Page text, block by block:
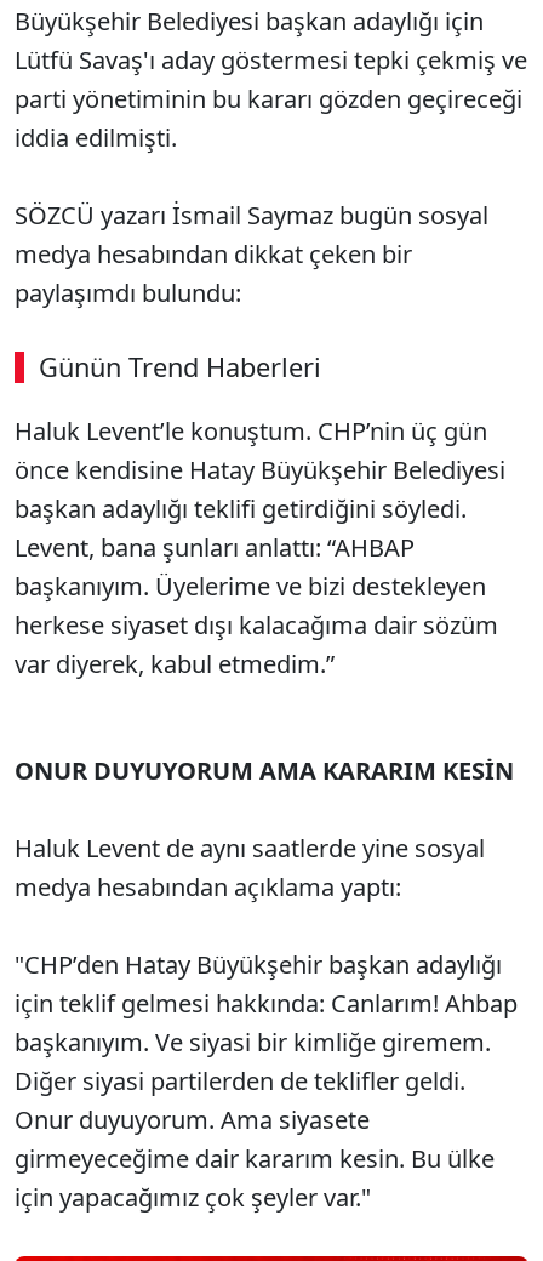
Büyükşehir Belediyesi başkan adaylığı için
Lütfü Savaş'ı aday göstermesi tepki çekmiş ve
parti yönetiminin bu kararı gözden geçireceği
iddia edilmişti.
SÖZCÜ yazarı İsmail Saymaz bugün sosyal
medya hesabından dikkat çeken bir
paylaşımdı bulundu:
Günün Trend Haberleri
Haluk Levent’le konuştum. CHP’nin üç gün
önce kendisine Hatay Büyükşehir Belediyesi
başkan adaylığı teklifi getirdiğini söyledi.
Levent, bana şunları anlattı: “AHBAP
başkanıyım. Üyelerime ve bizi destekleyen
herkese siyaset dışı kalacağıma dair sözüm
var diyerek, kabul etmedim.”
ONUR DUYUYORUM AMA KARARIM KESİN
Haluk Levent de aynı saatlerde yine sosyal
medya hesabından açıklama yaptı:
"CHP’den Hatay Büyükşehir başkan adaylığı
için teklif gelmesi hakkında: Canlarım! Ahbap
başkanıyım. Ve siyasi bir kimliğe giremem.
Diğer siyasi partilerden de teklifler geldi.
Onur duyuyorum. Ama siyasete
girmeyeceğime dair kararım kesin. Bu ülke
için yapacağımız çok şeyler var."